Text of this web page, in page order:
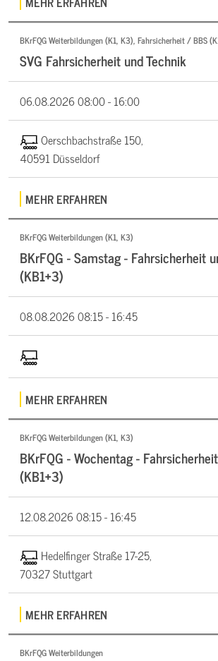
BKrFQG Weiterbildungen (K1, K3), Fahrsicherheit / BBS
SVG Fahrsicherheit und Technik
06.08.202608:00 - 16:00
Oerschbachstraße 150,
40591 Düsseldorf
MEHR ERFAHREN
BKrFQG Weiterbildungen (K1, K3)
BKrFQG - Samstag - Fahrsicherheit
(KB1+3)
08.08.202608:15 - 16:45
MEHR ERFAHREN
BKrFQG Weiterbildungen (K1, K3)
BKrFQG - Wochentag -
(KB1+3)
12.08.202608:15 - 16:45
Hedelfinger Straße 17-25,
70327 Stuttgart
MEHR ERFAHREN
BKrFQG Weiterbildungen